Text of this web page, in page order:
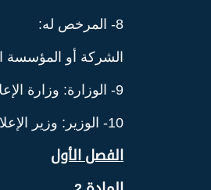
8- المرخص له:
الشركة أو المؤسسة
9- الوزارة: وزارة الإعلام.
10- الوزير: وزير الإعلام.
الفصل الأول